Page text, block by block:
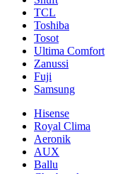
TCL
Toshiba
Tosot
Ultima Comfort
Zanussi
Fuji
Samsung
Hisense
Royal Clima
Aeronik
AUX
Ballu